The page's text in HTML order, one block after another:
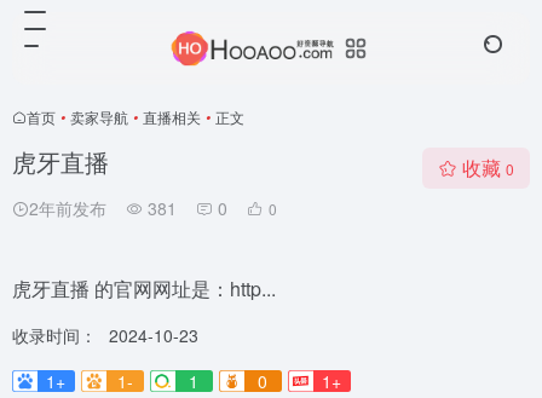
首页 • 卖家导航 • 直播相关 • 正文
虎牙直播
2年前发布 381 0 0
收藏 0
虎牙直播 的官网网址是：http...
收录时间：
2024-10-23
1+
1- 1 0 1+